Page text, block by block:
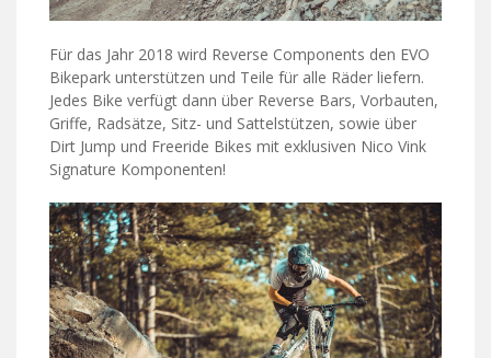
Für das Jahr 2018 wird Reverse Components den EVO
Bikepark unterstützen und Teile für alle Räder liefern.
Jedes Bike verfügt dann über Reverse Bars, Vorbauten,
Griffe, Radsätze, Sitz- und Sattelstützen, sowie über
Dirt Jump und Freeride Bikes mit exklusiven Nico Vink
Signature Komponenten!